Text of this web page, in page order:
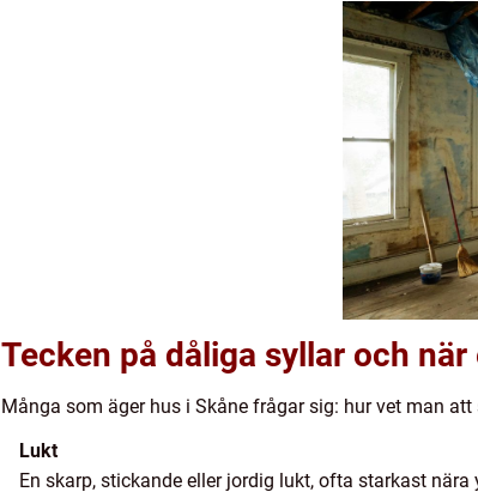
Tecken på dåliga syllar och
Många som äger hus i Skåne frågar sig: hur vet man
Lukt
En skarp, stickande eller jordig lukt, ofta starkast